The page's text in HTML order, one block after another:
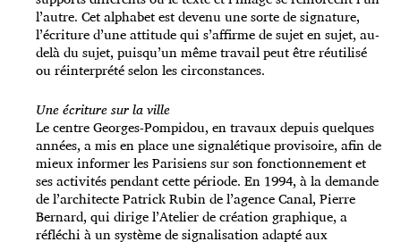
l’autre. Cet alphabet est devenu une sorte de signature,
l’écriture d’une attitude qui s’affirme de sujet en sujet, au-
delà du sujet, puisqu’un même travail peut être réutilisé
ou réinterprété selon les circonstances.
Une écriture sur la ville
Le centre Georges-Pompidou, en travaux depuis quelques
années, a mis en place une signalétique provisoire, afin de
mieux informer les Parisiens sur son fonctionnement et
ses activités pendant cette période. En 1994, à la demande
de l’architecte Patrick Rubin de l’agence Canal, Pierre
Bernard, qui dirige l’Atelier de création graphique, a
réfléchi à un système de signalisation adapté aux